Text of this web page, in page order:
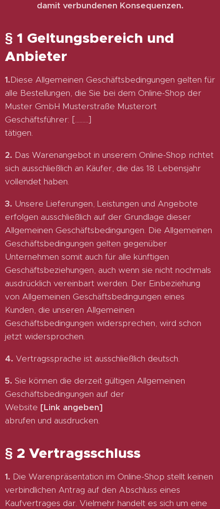
damit verbundenen Konsequenzen.
§ 1 Geltungsbereich und
Anbieter
1.Diese Allgemeinen Geschäftsbedingungen gelten für
alle Bestellungen, die Sie bei dem Online-Shop der
Muster GmbH Musterstraße Musterort
Geschäftsführer: [.........]
tätigen.
2. Das Warenangebot in unserem Online-Shop richtet
sich ausschließlich an Käufer, die das 18. Lebensjahr
vollendet haben.
3. Unsere Lieferungen, Leistungen und Angebote
erfolgen ausschließlich auf der Grundlage dieser
Allgemeinen Geschäftsbedingungen. Die Allgemeinen
Geschäftsbedingungen gelten gegenüber
Unternehmen somit auch für alle künftigen
Geschäftsbeziehungen, auch wenn sie nicht nochmals
ausdrücklich vereinbart werden. Der Einbeziehung
von Allgemeinen Geschäftsbedingungen eines
Kunden, die unseren Allgemeinen
Geschäftsbedingungen widersprechen, wird schon
jetzt widersprochen.
4. Vertragssprache ist ausschließlich deutsch.
5. Sie können die derzeit gültigen Allgemeinen
Geschäftsbedingungen auf der
Website [Link angeben]
abrufen und ausdrucken.
§ 2 Vertragsschluss
1. Die Warenpräsentation im Online-Shop stellt keinen
verbindlichen Antrag auf den Abschluss eines
Kaufvertrages dar. Vielmehr handelt es sich um eine